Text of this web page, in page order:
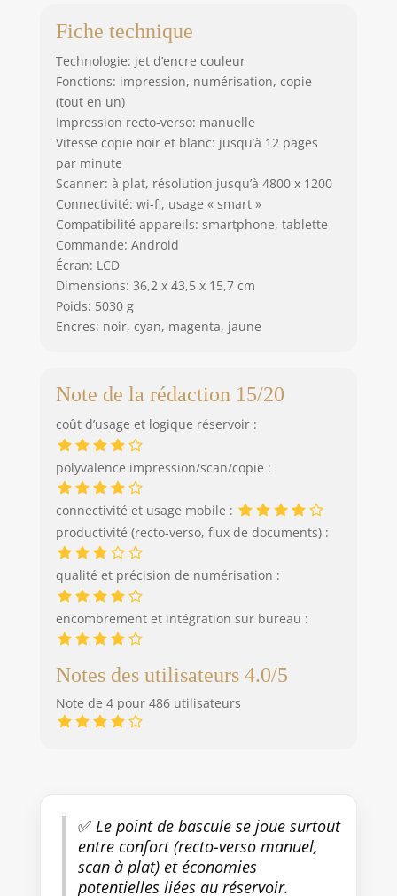
Fiche technique
Technologie: jet d’encre couleur
Fonctions: impression, numérisation, copie
(tout en un)
Impression recto-verso: manuelle
Vitesse copie noir et blanc: jusqu’à 12 pages
par minute
Scanner: à plat, résolution jusqu’à 4800 x 1200
Connectivité: wi-fi, usage « smart »
Compatibilité appareils: smartphone, tablette
Commande: Android
Écran: LCD
Dimensions: 36,2 x 43,5 x 15,7 cm
Poids: 5030 g
Encres: noir, cyan, magenta, jaune
Note de la rédaction 15/20
coût d’usage et logique réservoir :
polyvalence impression/scan/copie :
connectivité et usage mobile :
productivité (recto-verso, flux de documents) :
qualité et précision de numérisation :
encombrement et intégration sur bureau :
Notes des utilisateurs 4.0/5
Note de 4 pour 486 utilisateurs
✅Le point de bascule se joue surtout
entre confort (recto-verso manuel,
scan à plat) et économies
potentielles liées au réservoir.